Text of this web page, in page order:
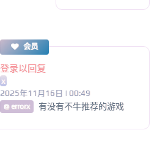
会员
登录以回复
x
2025年11月16日 | 00:49
@ errorx 有没有不牛推荐的游戏